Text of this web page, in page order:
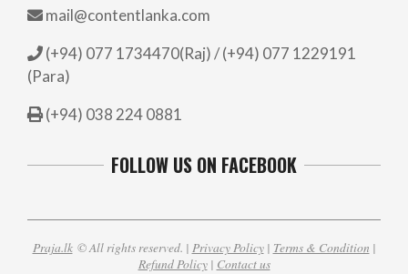
mail@contentlanka.com
(+94) 077 1734470(Raj) / (+94) 077 1229191
(Para)
(+94) 038 224 0881
FOLLOW US ON FACEBOOK
Praja.lk© All rights reserved. | Privacy Policy| Terms & Condition |
Refund Policy| Contact us